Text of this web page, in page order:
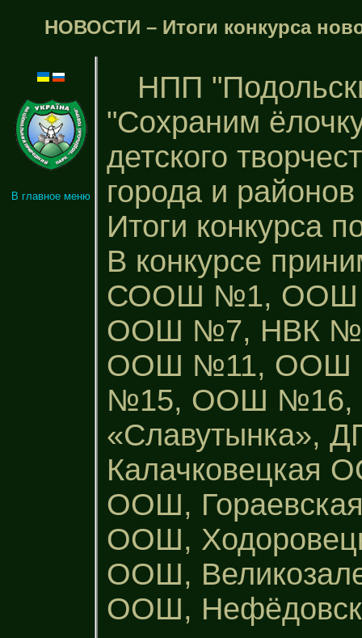
НОВОСТИ – Итоги конкурса
В главное меню
НПП
"Сохраним
детского
города и
Итоги конкурса
В конкурсе
СООШ №1, ООШ
ООШ №7, НВК
ООШ №11, ООШ
№15, ООШ №16,
«Славутынка»,
Калачковецкая
ООШ,
ООШ,
ООШ,
ООШ,